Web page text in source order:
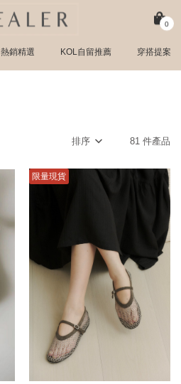
0
熱銷精選 KOL自留推薦 穿搭提案
排序 81 件產品
限量現貨